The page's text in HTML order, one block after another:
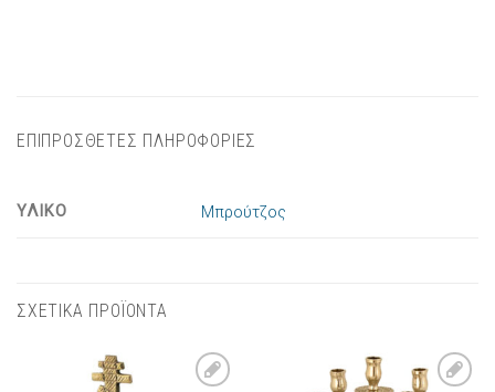
ΕΠΙΠΡΟΣΘΕΤΕΣ ΠΛΗΡΟΦΟΡΙΕΣ
ΥΛΙΚΟ Μπρούτζος
ΣΧΕΤΙΚΑ ΠΡΟΪΟΝΤΑ